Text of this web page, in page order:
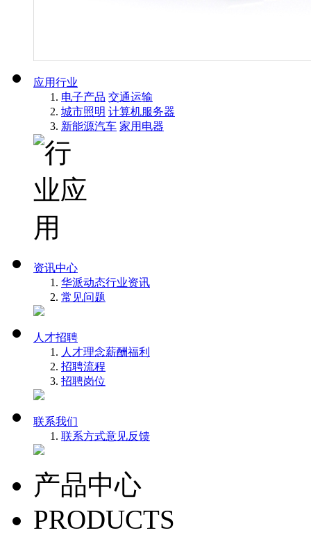
应用行业
电子产品 交通运输
城市照明 计算机服务器
新能源汽车 家用电器
资讯中心
华派动态行业资讯
常见问题
人才招聘
人才理念薪酬福利
招聘流程
招聘岗位
联系我们
联系方式意见反馈
产品中心
PRODUCTS